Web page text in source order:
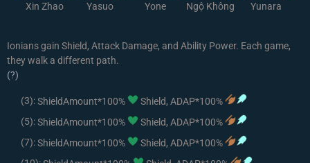
Xin Zhao Yasuo Yone Ngộ Không Yunara
Ionians gain Shield, Attack Damage, and Ability Power. Each game,
they walk a different path.
(?)
(3):ShieldAmount*100%
Shield, ADAP*100%
(5):ShieldAmount*100%
Shield, ADAP*100%
(7):ShieldAmount*100%
Shield, ADAP*100%